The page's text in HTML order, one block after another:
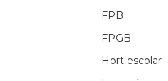
FPB
FPGB
Hort escolar